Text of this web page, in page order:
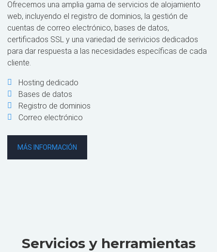
Ofrecemos una amplia gama de servicios de alojamiento
web, incluyendo el registro de dominios, la gestión de
cuentas de correo electrónico, bases de datos,
certificados SSL y una variedad de serivicios dedicados
para dar respuesta a las necesidades específicas de cada
cliente.
Hosting dedicado
Bases de datos
Registro de dominios
Correo electrónico
MÁS INFORMACIÓN
Servicios y herramientas